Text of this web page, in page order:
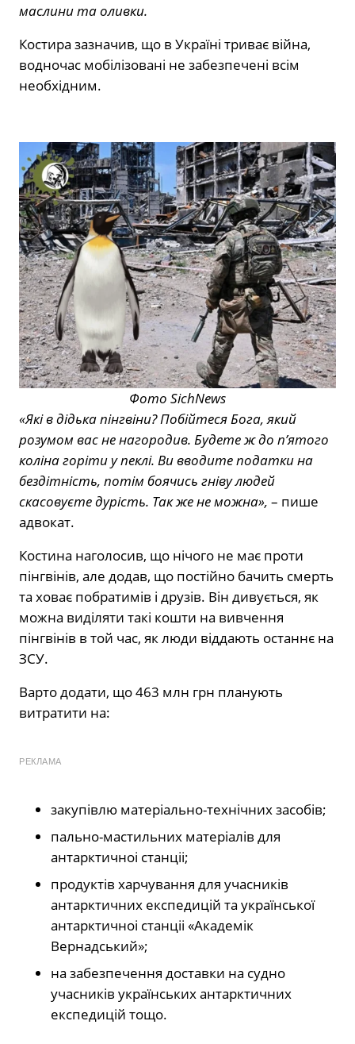
маслини та оливки.
Костира зазначив, що в Україні триває війна,
водночас мобілізовані не забезпечені всім
необхідним.
Фото SichNews
«Які в дідька пінгвіни? Побійтеся Бога, який
розумом вас не нагородив. Будете ж до пʼятого
коліна горіти у пеклі. Ви вводите податки на
бездітність, потім боячись гніву людей
скасовуєте дурість. Так же не можна», – пише
адвокат.
Костина наголосив, що нічого не має проти
пінгвінів, але додав, що постійно бачить смерть
та ховає побратимів і друзів. Він дивується, як
можна виділяти такі кошти на вивчення
пінгвінів в той час, як люди віддають останнє на
ЗСУ.
Варто додати, що 463 млн грн планують
витратити на:
РЕКЛАМА
закупiвлю матеріально-технічних засобiв;
пально-мастильних матерiалiв для
антарктичноi станцii;
продуктiв харчування для учасникiв
антарктичних експедицiй та української
антарктичноi станцii «Академiк
Вернадський»;
на забезпечення доставки на судно
учасникiв українських антарктичних
експедицiй тощо.